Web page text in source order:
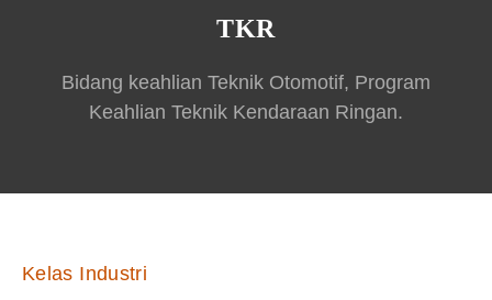
TKR
Bidang keahlian Teknik Otomotif, Program
Keahlian Teknik Kendaraan Ringan.
Kelas Industri